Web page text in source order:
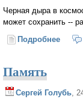
Черная дыра в
может сохранить --
Подробнее о
Память
Сергей Голубь ,